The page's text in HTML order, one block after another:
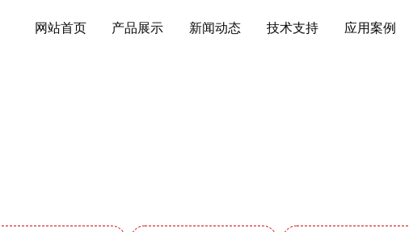
网站首页 产品展示 新闻动态 技术支持 应用案例